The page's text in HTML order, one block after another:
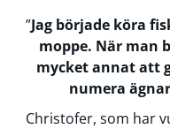
”Jag började köra
moppe. När man
mycket annat att
numera
Christofer, som har